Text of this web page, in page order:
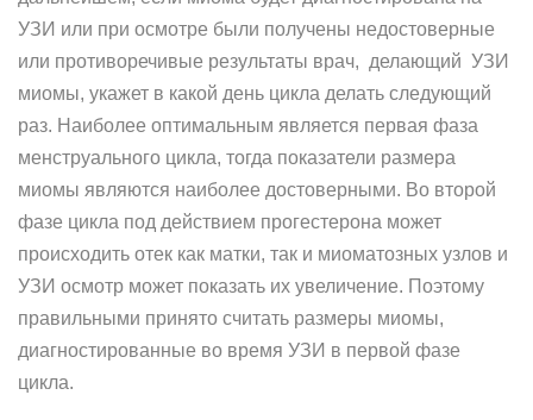
УЗИ или при осмотре были получены недостоверные
или противоречивые результаты врач, делающий УЗИ
миомы, укажет в какой день цикла делать следующий
раз. Наиболее оптимальным является первая фаза
менструального цикла, тогда показатели размера
миомы являются наиболее достоверными. Во второй
фазе цикла под действием прогестерона может
происходить отек как матки, так и миоматозных узлов и
УЗИ осмотр может показать их увеличение. Поэтому
правильными принято считать размеры миомы,
диагностированные во время УЗИ в первой фазе
цикла.